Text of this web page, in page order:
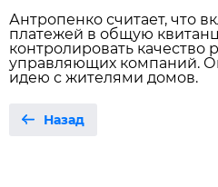
Антропенко считает, что
платежей в общую
контролировать качество
управляющих компаний.
идею с жителями домов.
Назад